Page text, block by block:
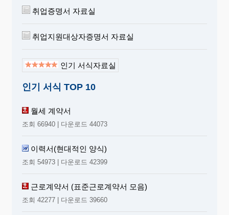
취업증명서 자료실
취업지원대상자증명서 자료실
인기 서식자료실
인기 서식 TOP 10
월세 계약서
조회 66940 | 다운로드 44073
이력서(현대적인 양식)
조회 54973 | 다운로드 42399
근로계약서 (표준근로계약서 모음)
조회 42277 | 다운로드 39660